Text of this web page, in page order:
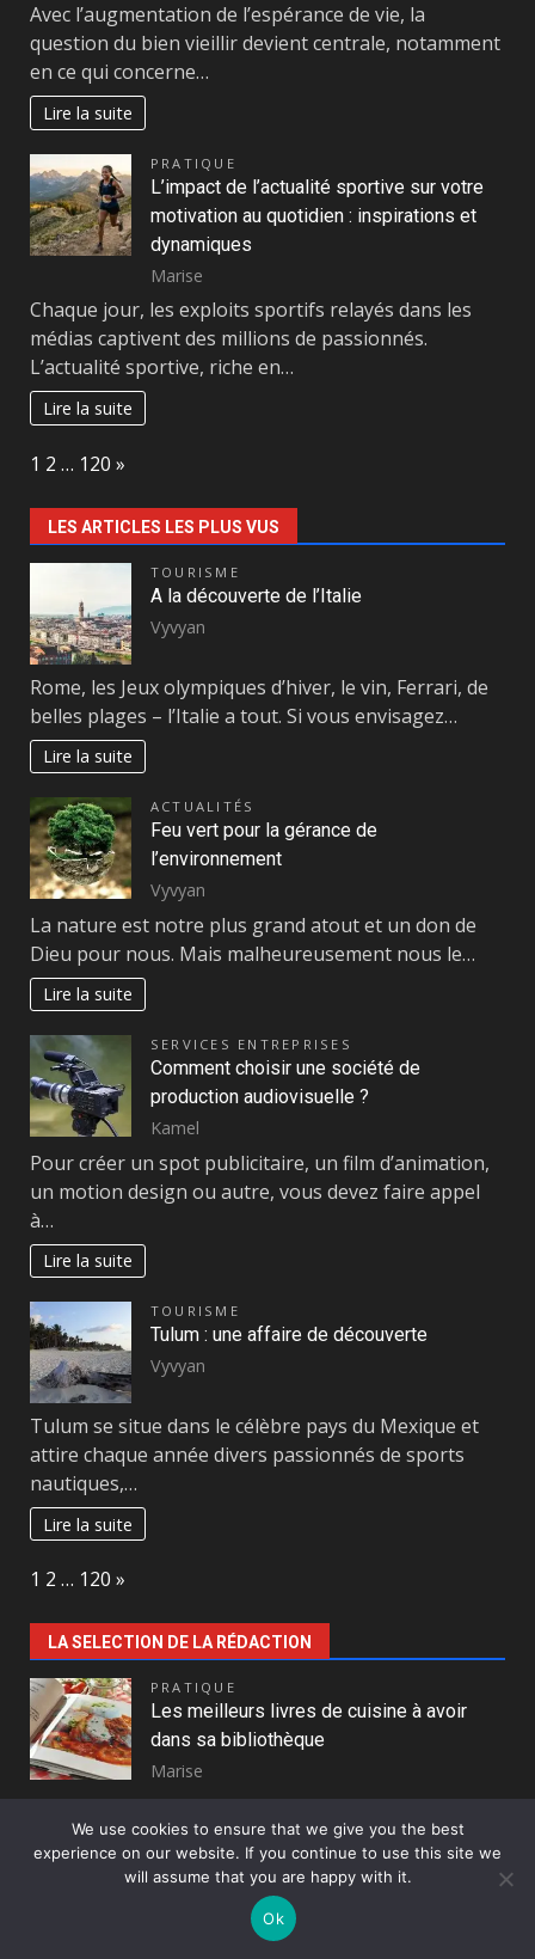
Avec l’augmentation de l’espérance de vie, la
question du bien vieillir devient centrale, notamment
en ce qui concerne…
Lire la suite
PRATIQUE
L’impact de l’actualité sportive sur votre
motivation au quotidien : inspirations et
dynamiques
Marise
Chaque jour, les exploits sportifs relayés dans les
médias captivent des millions de passionnés.
L’actualité sportive, riche en…
Lire la suite
Page:
1 2 … 120 Next
»
LES ARTICLES LES PLUS VUS
TOURISME
A la découverte de l’Italie
Vyvyan
Rome, les Jeux olympiques d’hiver, le vin, Ferrari, de
belles plages – l’Italie a tout. Si vous envisagez…
Lire la suite
ACTUALITÉS
Feu vert pour la gérance de
l’environnement
Vyvyan
La nature est notre plus grand atout et un don de
Dieu pour nous. Mais malheureusement nous le…
Lire la suite
SERVICES ENTREPRISES
Comment choisir une société de
production audiovisuelle ?
Kamel
Pour créer un spot publicitaire, un film d’animation,
un motion design ou autre, vous devez faire appel
à…
Lire la suite
TOURISME
Tulum : une affaire de découverte
Vyvyan
Tulum se situe dans le célèbre pays du Mexique et
attire chaque année divers passionnés de sports
nautiques,…
Lire la suite
Page:
1 2 … 120 Next
»
LA SELECTION DE LA RÉDACTION
PRATIQUE
Les meilleurs livres de cuisine à avoir
dans sa bibliothèque
Marise
Dans un monde où la cuisine se réinvente chaque
jour, il est essentiel de posséder une bibliothèque
culinaire…
We use cookies to ensure that we give you the best
experience on our website. If you continue to use this site we
will assume that you are happy with it.
Ok